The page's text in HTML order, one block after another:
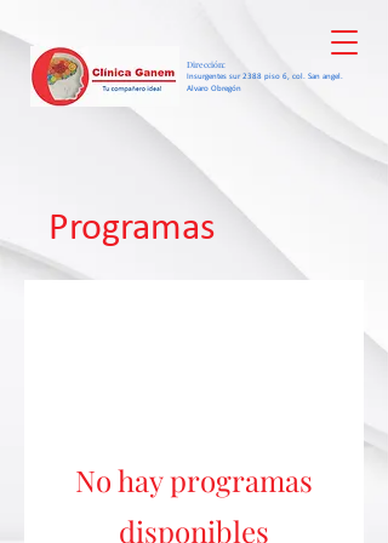
Dirección:
Insurgentes sur 2388 piso 6, col. San angel.
Alvaro Obregón
Programas
No hay programas
disponibles